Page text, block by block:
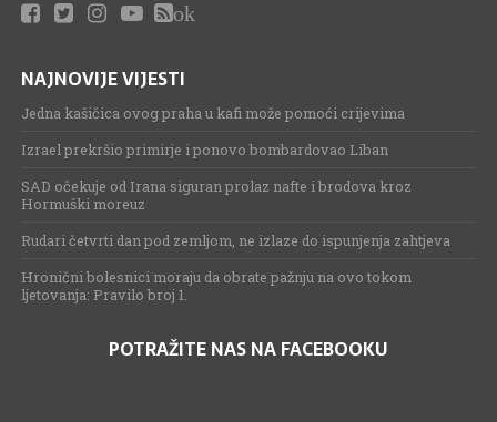
ok
NAJNOVIJE VIJESTI
Jedna kašičica ovog praha u kafi može pomoći crijevima
Izrael prekršio primirje i ponovo bombardovao Liban
SAD očekuje od Irana siguran prolaz nafte i brodova kroz
Hormuški moreuz
Rudari četvrti dan pod zemljom, ne izlaze do ispunjenja zahtjeva
Hronični bolesnici moraju da obrate pažnju na ovo tokom
ljetovanja: Pravilo broj 1.
POTRAŽITE NAS NA FACEBOOKU